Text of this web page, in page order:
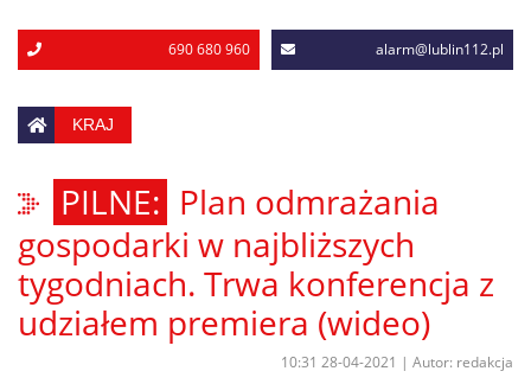
690 680 960 alarm@lublin112.pl
KRAJ
Plan odmrażania
gospodarki w najbliższych
tygodniach. Trwa konferencja z
udziałem premiera (wideo)
10:31 28-04-2021 | Autor: redakcja